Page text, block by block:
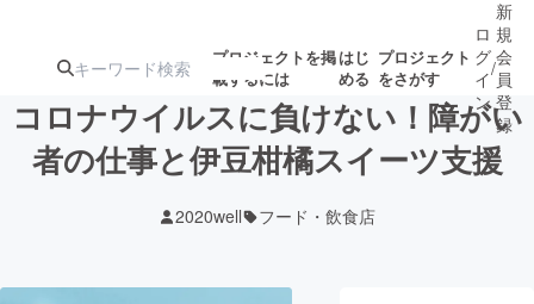
プロジェクトを掲
載するには
はじ
める
プロジェクト
をさがす
ジェクト
募集終了が近いプ
ロジェクト
ロ
グ
イ
ン
/
新
規
会
員
登
録
コロナウイルスに負けない！障がい
者の仕事と伊豆柑橘スイーツ支援
2020well フード・飲食店